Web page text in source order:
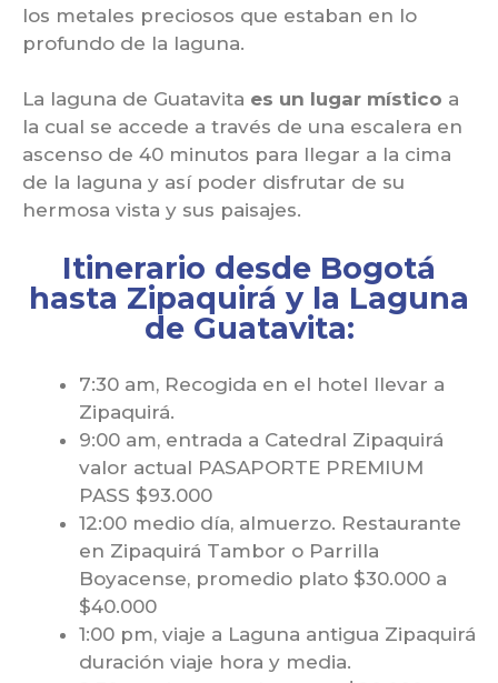
los metales preciosos que estaban en lo
profundo de la laguna.
La laguna de Guatavita es un lugar místico a
la cual se accede a través de una escalera en
ascenso de 40 minutos para llegar a la cima
de la laguna y así poder disfrutar de su
hermosa vista y sus paisajes.
Itinerario desde Bogotá
hasta Zipaquirá y la Laguna
de Guatavita:
7:30 am, Recogida en el hotel llevar a
Zipaquirá.
9:00 am, entrada a Catedral Zipaquirá
valor actual PASAPORTE PREMIUM
PASS $93.000
12:00 medio día, almuerzo. Restaurante
en Zipaquirá Tambor o Parrilla
Boyacense, promedio plato $30.000 a
$40.000
1:00 pm, viaje a Laguna antigua Zipaquirá
duración viaje hora y media.